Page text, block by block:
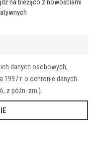
na bieżąco z nowościami
danych osobowych,
1997 r. o ochronie danych
z późn. zm.).